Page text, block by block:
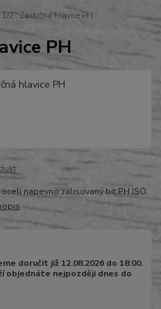
1/2" Zástrčná hlavice PH
PH
napevno zalisovaný bit PH ISO
doručit již 12.08.2026 do 18:00.
objednáte nejpozději dnes do